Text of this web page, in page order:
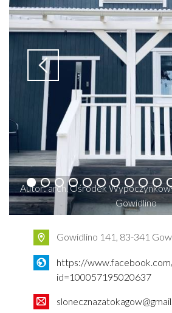
Autor: arch. Ośrodek
Gowidlino
Gowidlino 141, 83-341
https://
id=100057195020637